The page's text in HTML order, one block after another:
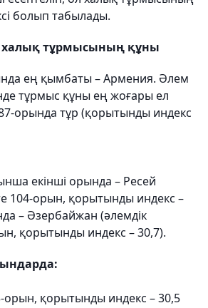
болып табылады.
халық тұрмысының құны
ең қымбаты – Армения. Әлем
тұрмыс құны ең жоғары ел
орында тұр (қорытынды индекс
екінші орында – Ресей
104-орын, қорытынды индекс –
– Әзербайжан (әлемдік
қорытынды индекс – 30,7).
орын, қорытынды индекс – 30,5